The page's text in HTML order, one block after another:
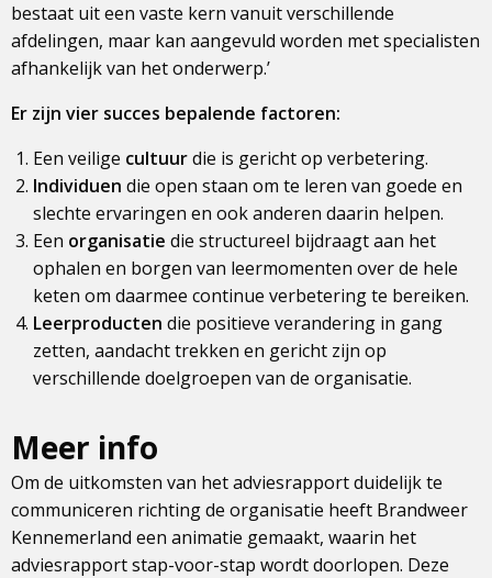
bestaat uit een vaste kern vanuit verschillende
afdelingen, maar kan aangevuld worden met specialisten
afhankelijk van het onderwerp.’
Er zijn vier succes bepalende factoren:
Een veilige cultuurdie is gericht op verbetering.
Individuen die open staan om te leren van goede en
slechte ervaringen en ook anderen daarin helpen.
Een organisatie die structureel bijdraagt aan het
ophalen en borgen van leermomenten over de hele
keten om daarmee continue verbetering te bereiken.
Leerproducten die positieve verandering in gang
zetten, aandacht trekken en gericht zijn op
verschillende doelgroepen van de organisatie.
Meer info
Om de uitkomsten van het adviesrapport duidelijk te
communiceren richting de organisatie heeft Brandweer
Kennemerland een animatie gemaakt, waarin het
adviesrapport stap-voor-stap wordt doorlopen. Deze